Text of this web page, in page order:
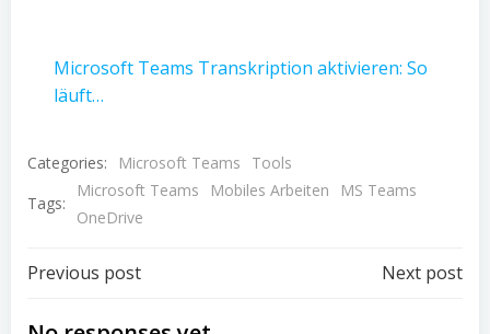
Microsoft Teams Transkription aktivieren: So
läuft…
Categories: Microsoft Teams
Tools
Tags:
Microsoft Teams Mobiles Arbeiten
MS Teams
OneDrive
Post
Previous post Next post